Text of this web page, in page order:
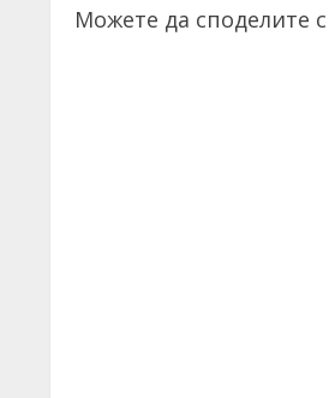
Можете да споделите с